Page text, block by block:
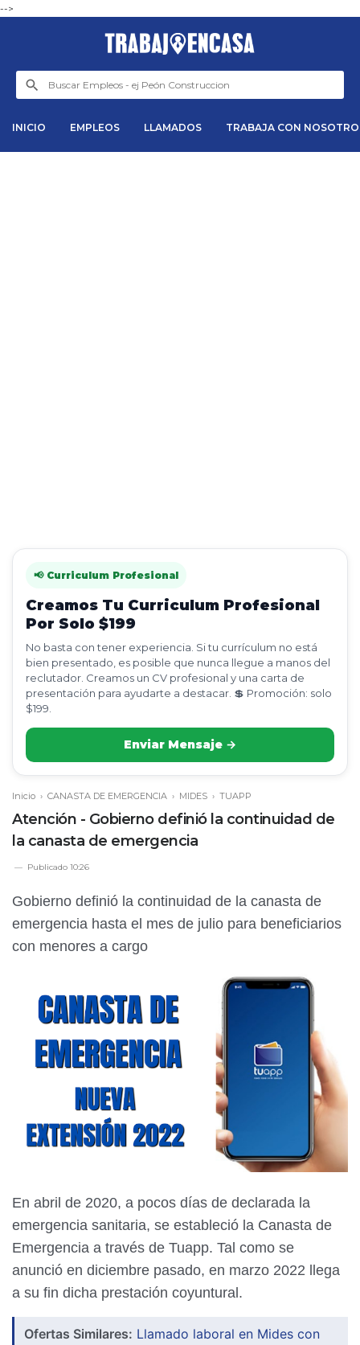
-->
INICIO EMPLEOS LLAMADOS TRABAJA CON
📢 Curriculum Profesional
Creamos Tu Curriculum Profesional
Por Solo $199
No basta con tener experiencia. Si tu currículum no está
bien presentado, es posible que nunca llegue a manos del
reclutador. Creamos un CV profesional y una carta de
presentación para ayudarte a destacar. 💲 Promoción: solo
$199.
Enviar Mensaje →
Inicio › CANASTA DE EMERGENCIA › MIDES › TUAPP
Atención - Gobierno definió la continuidad de
la canasta de emergencia
Publicado 10:26
Gobierno definió la continuidad de la canasta de
emergencia hasta el mes de julio para beneficiarios
con menores a cargo
En abril de 2020, a pocos días de declarada la
emergencia sanitaria, se estableció la Canasta de
Emergencia a través de Tuapp. Tal como se
anunció en diciembre pasado, en marzo 2022 llega
a su fin dicha prestación coyuntural.
Ofertas Similares: Llamado laboral en Mides con